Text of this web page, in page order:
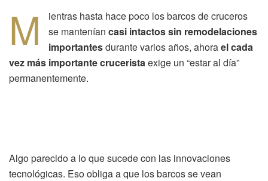
M
ientras hasta hace poco los barcos de cruceros
se mantenían casi intactos sin remodelaciones
importantesdurante varios años, ahorael cada
vez más importante crucerista exige un “estar al día”
permanentemente.
Algo parecido a lo que sucede con las innovaciones
tecnológicas. Eso obliga a que los barcos se vean